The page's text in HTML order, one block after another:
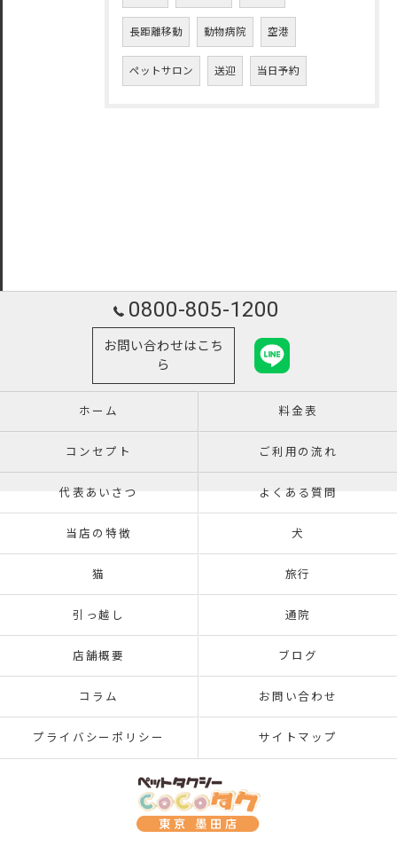
長距離移動 動物病院 空港
ペットサロン 送迎 当日予約
0800-805-1200
お問い合わせはこち
ら
ホーム 料金表
コンセプト ご利用の流れ
代表あいさつ よくある質問
当店の特徴 犬
猫 旅行
引っ越し 通院
店舗概要 ブログ
コラム お問い合わせ
プライバシーポリシー サイトマップ